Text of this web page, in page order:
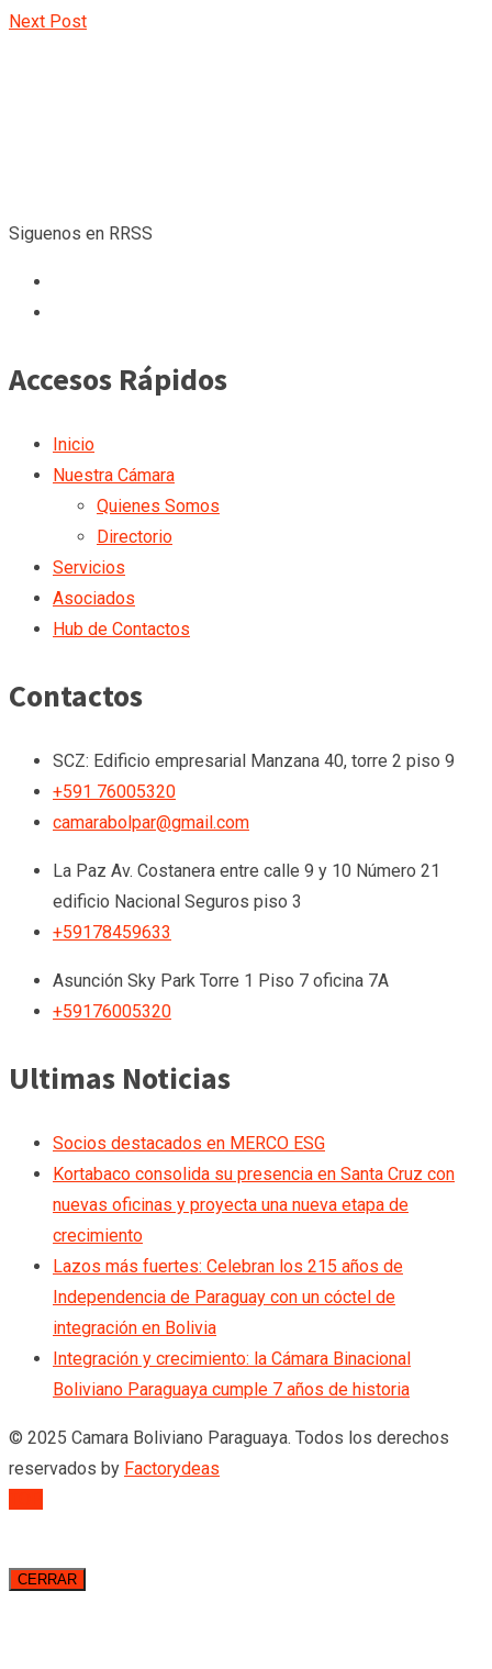
Next Post
Siguenos en RRSS
Accesos Rápidos
Inicio
Nuestra Cámara
Quienes Somos
Directorio
Servicios
Asociados
Hub de Contactos
Contactos
SCZ: Edificio empresarial Manzana 40, torre 2 piso 9
+591 76005320
camarabolpar@gmail.com
La Paz Av. Costanera entre calle 9 y 10 Número 21
edificio Nacional Seguros piso 3
+59178459633
Asunción Sky Park Torre 1 Piso 7 oficina 7A
+59176005320
Ultimas Noticias
Socios destacados en MERCO ESG
Kortabaco consolida su presencia en Santa Cruz con
nuevas oficinas y proyecta una nueva etapa de
crecimiento
Lazos más fuertes: Celebran los 215 años de
Independencia de Paraguay con un cóctel de
integración en Bolivia
Integración y crecimiento: la Cámara Binacional
Boliviano Paraguaya cumple 7 años de historia
© 2025 Camara Boliviano Paraguaya. Todos los derechos
reservados by Factorydeas
CERRAR